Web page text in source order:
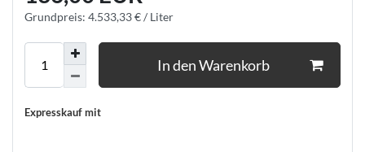
Grundpreis: 4.533,33 € / Liter
In den Warenkorb
Expresskauf mit